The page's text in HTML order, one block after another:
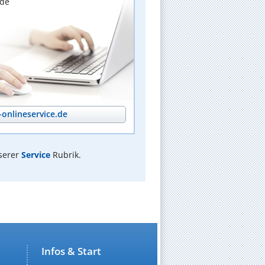
ServiceRubrik.
Infos & Start